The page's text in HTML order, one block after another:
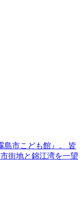
島市こども館』。 皆
街地と錦江湾を一望